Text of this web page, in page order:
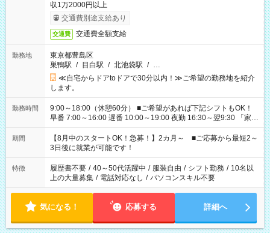
収1万2000円以上
交通費別途支給あり
交通費 交通費全額支給
勤務地
東京都豊島区
巣鴨駅 / 目白駅 / 北池袋駅 / …
≪自宅からドアtoドアで30分以内！≫ご希望の勤務地を紹介
します。
勤務時間
9:00～18:00（休憩60分） ■ご希望があれば下記シフトもOK！
早番 7:00～16:00 遅番 10:00～19:00 夜勤 16:30～翌9:30 「家族
と休みを合わせたい」 「余裕を持って夕飯の準備がしたい」
「できれば残業はしたくない」 など、ご希望を教えてください
ね。 ※Wワーク希望の方へ 今ご覧のお仕事で希望する勤務時間
と、もう1つのお仕事の勤務時間。 合計で週40時間を超える場
合は応募できません。
期間
【8月中のスタートOK！急募！】2カ月～ ■ご応募から最短2～
3日後に就業が可能です！
特徴 履歴書不要 / 40～50代活躍中 / 服装自由 / シフト勤務 / 10名以
上の大量募集 / 電話対応なし / パソコンスキル不要
気になる！ 応募する 詳細へ